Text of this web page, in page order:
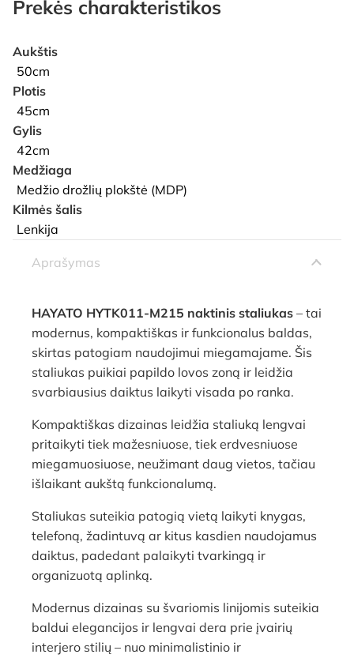
Prekės charakteristikos
Aukštis
50cm
Plotis
45cm
Gylis
42cm
Medžiaga
Medžio drožlių plokštė (MDP)
Kilmės šalis
Lenkija
Aprašymas
HAYATO HYTK011-M215 naktinis staliukas – tai
modernus, kompaktiškas ir funkcionalus baldas,
skirtas patogiam naudojimui miegamajame. Šis
staliukas puikiai papildo lovos zoną ir leidžia
svarbiausius daiktus laikyti visada po ranka.
Kompaktiškas dizainas leidžia staliuką lengvai
pritaikyti tiek mažesniuose, tiek erdvesniuose
miegamuosiuose, neužimant daug vietos, tačiau
išlaikant aukštą funkcionalumą.
Staliukas suteikia patogią vietą laikyti knygas,
telefoną, žadintuvą ar kitus kasdien naudojamus
daiktus, padedant palaikyti tvarkingą ir
organizuotą aplinką.
Modernus dizainas su švariomis linijomis suteikia
baldui elegancijos ir lengvai dera prie įvairių
interjero stilių – nuo minimalistinio ir